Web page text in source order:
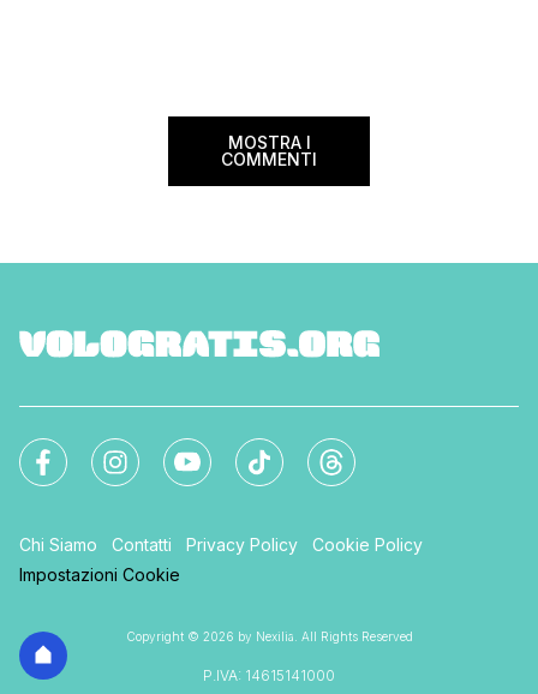
MOSTRA I
COMMENTI
Chi Siamo Contatti Privacy Policy
Cookie Policy
Impostazioni Cookie
Copyright © 2026 by Nexilia. All Rights Reserved
P.IVA: 14615141000